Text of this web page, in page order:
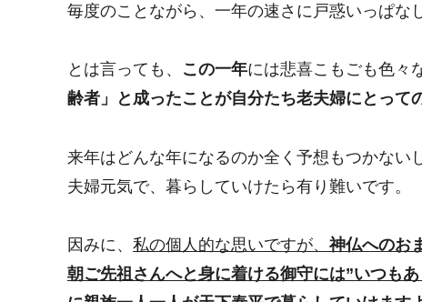
毎度のことながら、一年の速さに戸惑いっぱな
とは言っても、 この一年には悲喜こもごも色々
齢者」と成ったことが自分たち老夫婦にとって
来年はどんな年になるのか全く予想もつかない
夫婦元気で、暮らしていけたら有り難いです。
因みに、 私の個人的な思いですが、 神仏へのお
朝ご先祖さんへと身に着ける御守には”いつも